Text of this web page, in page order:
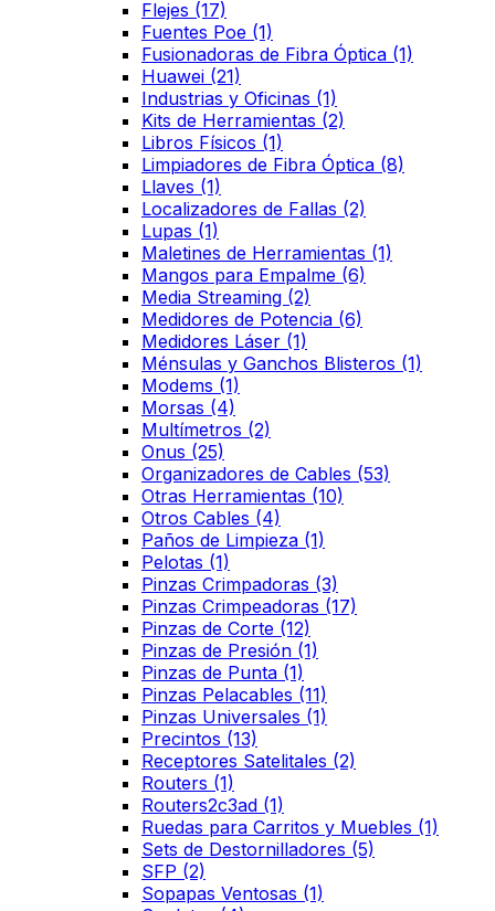
Flejes (17)
Fuentes Poe (1)
Fusionadoras de Fibra Óptica (1)
Huawei (21)
Industrias y Oficinas (1)
Kits de Herramientas (2)
Libros Físicos (1)
Limpiadores de Fibra Óptica (8)
Llaves (1)
Localizadores de Fallas (2)
Lupas (1)
Maletines de Herramientas (1)
Mangos para Empalme (6)
Media Streaming (2)
Medidores de Potencia (6)
Medidores Láser (1)
Ménsulas y Ganchos Blisteros (1)
Modems (1)
Morsas (4)
Multímetros (2)
Onus (25)
Organizadores de Cables (53)
Otras Herramientas (10)
Otros Cables (4)
Paños de Limpieza (1)
Pelotas (1)
Pinzas Crimpadoras (3)
Pinzas Crimpeadoras (17)
Pinzas de Corte (12)
Pinzas de Presión (1)
Pinzas de Punta (1)
Pinzas Pelacables (11)
Pinzas Universales (1)
Precintos (13)
Receptores Satelitales (2)
Routers (1)
Routers2c3ad (1)
Ruedas para Carritos y Muebles (1)
Sets de Destornilladores (5)
SFP (2)
Sopapas Ventosas (1)